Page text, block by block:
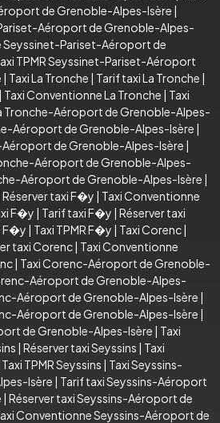
de Grenoble-Alpes-Isère |
Aéroport de Grenoble-Alpes-
Seyssinet-Pariset-Aéroport de
TPMR Seyssinet-Pariset-Aéroport
| Taxi La Tronche | Tarif taxi La Tronche |
| Taxi Conventionne La Tronche | Taxi
Tronche-Aéroport de Grenoble-Alpes-
Aéroport de Grenoble-Alpes-Isère |
Aéroport de Grenoble-Alpes-Isère |
Aéroport de Grenoble-Alpes-
Aéroport de Grenoble-Alpes-Isère |
Réserver taxi F�y | Taxi Conventionne
F�y | Tarif taxi F�y | Réserver taxi
F�y | Taxi TPMR F�y | Taxi Corenc|
taxi Corenc| Taxi Conventionne
| Taxi Corenc-Aéroport de Grenoble-
Aéroport de Grenoble-Alpes-
Aéroport de Grenoble-Alpes-Isère |
Aéroport de Grenoble-Alpes-Isère |
de Grenoble-Alpes-Isère | Taxi
| Réserver taxi Seyssins | Taxi
Taxi TPMR Seyssins | Taxi Seyssins-
Isère | Tarif taxi Seyssins-Aéroport
| Réserver taxi Seyssins-Aéroport de
Conventionne Seyssins-Aéroport de